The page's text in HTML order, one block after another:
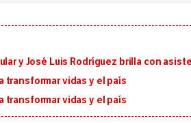
y José Luis Rodríguez brilla con
transformar vidas y el país
transformar vidas y el país
7,1 se registró este martes
emergencia de gran...